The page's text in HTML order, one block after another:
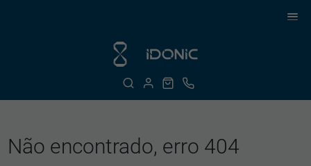
Não encontrado, erro 404